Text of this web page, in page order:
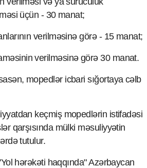
üçün - 30 manat;
verilməsinə görə - 15 manat;
verilməsinə görə 30 manat.
mopedlər icbari sığortaya cəlb
keçmiş mopedlərin istifadəsi
qarşısında mülki məsuliyyətin
tutulur.
hərəkəti haqqında" Azərbaycan